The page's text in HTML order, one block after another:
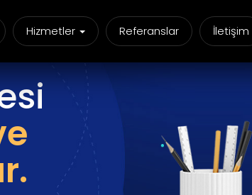
Hizmetler Referanslar İletişim